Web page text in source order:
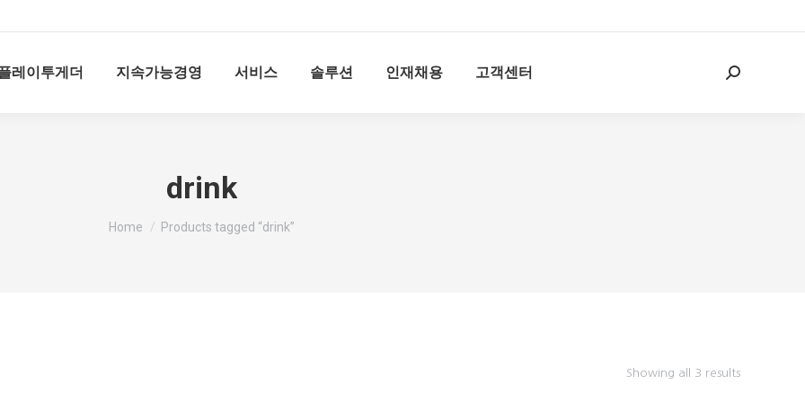
레이투게더 지속가능경영 서비스 솔루션 인재채용 고객센터 Search:
drink
Home Products tagged “drink”
Showing all 3 results